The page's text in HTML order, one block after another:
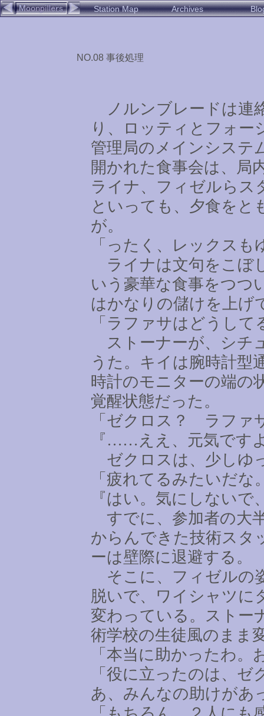
Station Map Archives
NO.08 事後処理
ノルンブレードは連
り、ロッティとフォー
管理局のメインシステ
開かれた食事会は、局
ライナ、フィゼルらス
といっても、夕食をと
が。
「ったく、レックス
ライナは文句をこぼ
いう豪華な食事をつつ
はかなりの儲けを上げ
「ラファサはどうして
ストーナーが、シチ
うた。キイは腕時計型
時計のモニターの端の
覚醒状態だった。
「ゼクロス？ ラファ
『 …… ええ、元気です
ゼクロスは、少しゆ
「疲れてるみたいだな
『はい。気にしない
すでに、参加者の大
からんできた技術スタ
ーは壁際に退避する。
そこに、フィゼルの
脱いで、ワイシャツに
変わっている。ストー
術学校の生徒風のまま
「本当に助かったわ
「役に立ったのは、
あ、みんなの助けがあ